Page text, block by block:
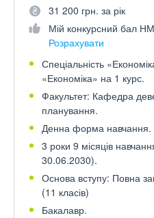
31 200 грн. за рік
Мій конкурсний бал
Розрахувати
Спеціальність
«Економіка» на 1 курс.
Факультет: Кафедра
планування.
Денна форма навчання.
3 роки 9 місяців
30.06.2030).
Основа вступу: Повна
(11 класів)
Бакалавр.